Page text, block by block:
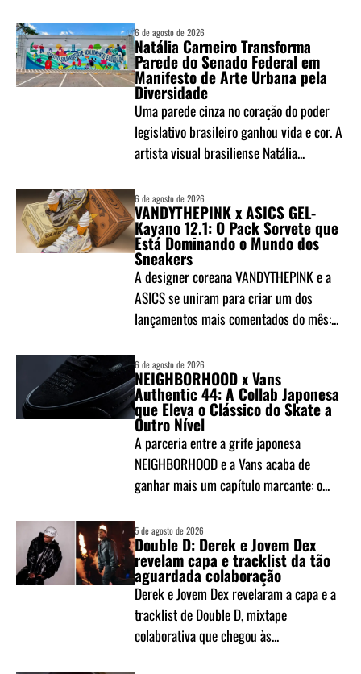
6 de agosto de 2026
Natália Carneiro Transforma
Parede do Senado Federal em
Manifesto de Arte Urbana pela
Diversidade
Uma parede cinza no coração do poder
legislativo brasileiro ganhou vida e cor. A
artista visual brasiliense Natália...
6 de agosto de 2026
VANDYTHEPINK x ASICS GEL-
Kayano 12.1: O Pack Sorvete que
Está Dominando o Mundo dos
Sneakers
A designer coreana VANDYTHEPINK e a
ASICS se uniram para criar um dos
lançamentos mais comentados do mês:...
6 de agosto de 2026
NEIGHBORHOOD x Vans
Authentic 44: A Collab Japonesa
que Eleva o Clássico do Skate a
Outro Nível
A parceria entre a grife japonesa
NEIGHBORHOOD e a Vans acaba de
ganhar mais um capítulo marcante: o...
5 de agosto de 2026
Double D: Derek e Jovem Dex
revelam capa e tracklist da tão
aguardada colaboração
Derek e Jovem Dex revelaram a capa e a
tracklist de Double D, mixtape
colaborativa que chegou às...